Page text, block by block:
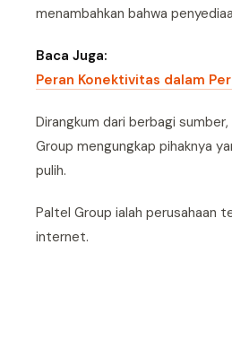
menambahkan bahwa
Baca Juga:
Peran Konektivitas dalam
Dirangkum dari berbagi
Group mengungkap pihaknya
pulih.
Paltel Group ialah perusahaan
internet.